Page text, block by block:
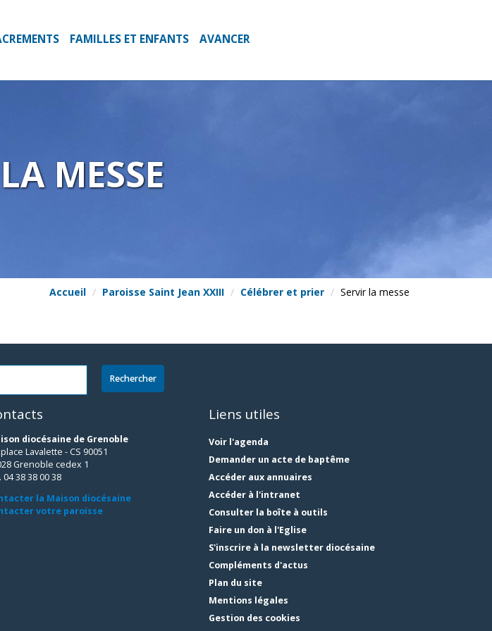
MESSE
Accueil Paroisse Saint Jean XXIII Célébrer et prier Servir la messe
diocésaine de Grenoble
Lavalette - CS 90051
Grenoble cedex 1
04 38 38 00 38
la Maison diocésaine
votre paroisse
Liens utiles
Voir l'agenda
Demander un acte de baptême
Accéder aux annuaires
Accéder à l'intranet
Consulter la boîte à outils
Faire un don à l'Eglise
S'inscrire à la newsletter diocésaine
Compléments d'actus
Plan du site
Mentions légales
Gestion des cookies
FAMILLES ET ENFANTS AVANCER